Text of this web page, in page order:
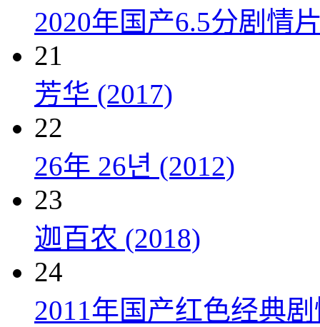
2020年国产6.5分剧情
21
芳华 (2017)
22
26年 26년 (2012)
23
迦百农 (2018)
24
2011年国产红色经典